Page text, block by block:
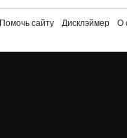
Помочь сайту Дисклэймер О